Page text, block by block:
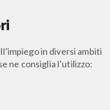
in diversi ambiti
ne consiglia l’utilizzo: